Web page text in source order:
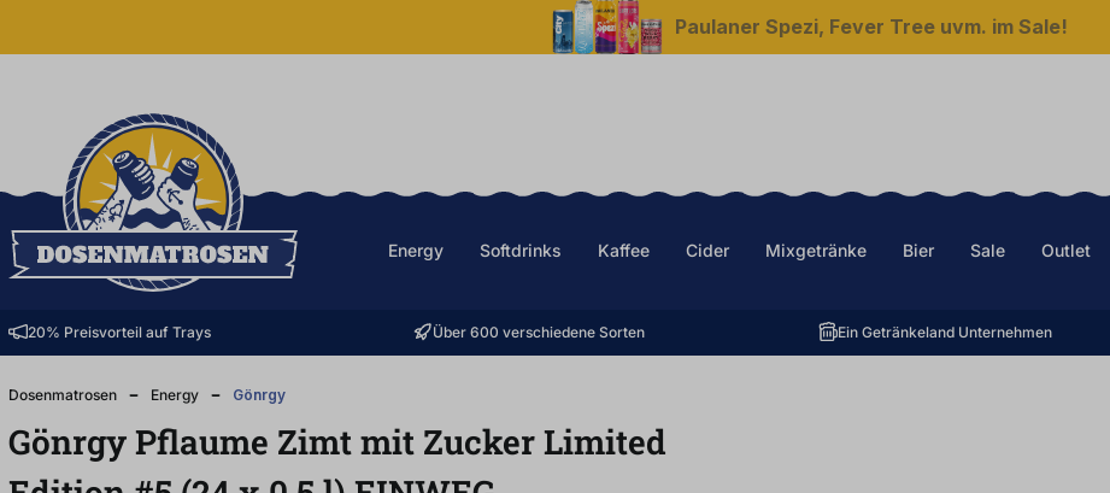
Paulaner Spezi, Fever Tree uvm. im Sale!
Energy Softdrinks Kaffee Cider Mixgetränke Bier Sale Outlet
20% Preisvorteil auf Trays Über 600 verschiedene Sorten Ein Getränkeland Unternehmen
Dosenmatrosen Energy Gönrgy
Gönrgy Pflaume Zimt mit Zucker Limited